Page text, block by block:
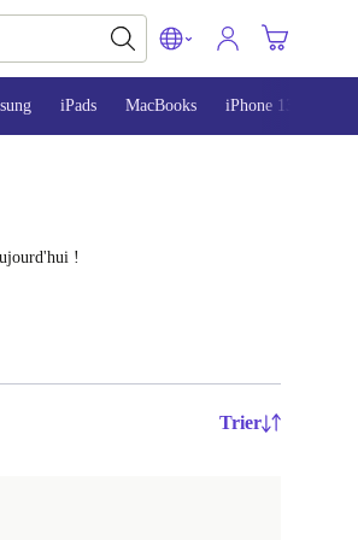
iPads MacBooks iPhone 13
!
Trier